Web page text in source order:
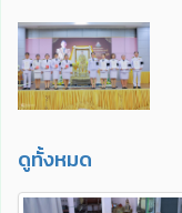
ดูทั้งหมด